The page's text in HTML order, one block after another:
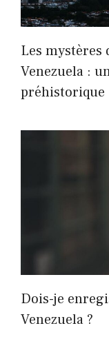
Les mystères
Venezuela :
préhistorique
Dois-je
Venezuela ?